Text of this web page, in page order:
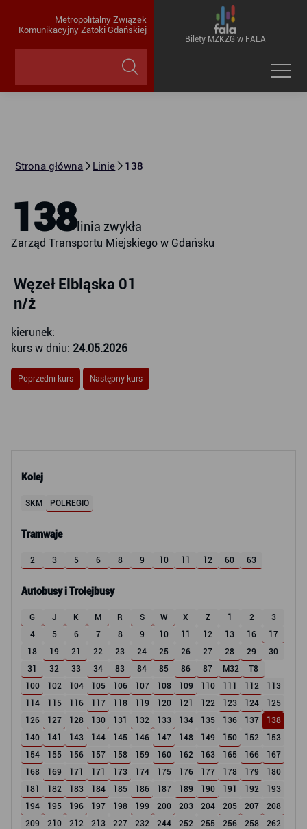
Metropolitalny Związek
Komunikacyjny Zatoki Gdańskiej
Bilety MZKZG w FALA
Strona główna Linie 138
Kolej
SKM POLREGIO
Tramwaje
2 3 5 6 8 9 10 11 12 60 63
Autobusy i Trolejbusy
G J K M R S W X Z 1 2
3
4
5 6 7 8 9 10 11 12 13 16
17
18
19 21 22 23 24 25 26 27 28 29
30
31
32 33 34 83 84 85 86 87 M32
T8
100
102 104 105 106 107 108 109 110 111 112
113
114
115 116 117 118 119 120 121 122 123 124
125
126
127 128 130 131 132 133 134 135 136 137
138
140
141 143 144 145 146 147 148 149 150 152
153
154
155 156 157 158 159 160 162 163 165 166
167
168
169 171 171 173 174 175 176 177 178 179
180
181
182 183 184 185 186 187 189 190 191 192
193
194
195 196 197 198 199 200 203 204 205 207
208
209
210 212 213 227 232 244 252 255 256 258
262
138linia zwykła
Zarząd Transportu Miejskiego w Gdańsku
Węzeł Elbląska 01
n/ż
kierunek:
kurs w dniu: 24.05.2026
Poprzedni kurs Następny kurs